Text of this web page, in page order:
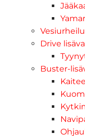
Vesiurheilu
Drive
Buster-